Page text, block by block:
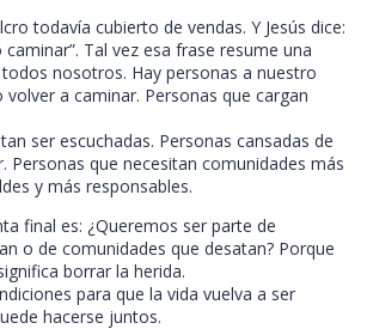
todavía cubierto de vendas. Y Jesús dice:
Tal vez esa frase resume una
nosotros. Hay personas a nuestro
a caminar. Personas que cargan
ser escuchadas. Personas cansadas de
Personas que necesitan comunidades más
y más responsables.
final es: ¿Queremos ser parte de
o de comunidades que desatan? Porque
borrar la herida.
para que la vida vuelva a ser
hacerse juntos.